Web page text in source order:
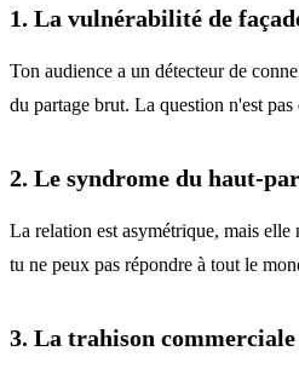
1. La vulnérabilité de
Ton audience a un détecteur de
du partage brut. La question n'est
2. Le syndrome du haut-
La relation est asymétrique, mais
tu ne peux pas répondre à tout le
3. La trahison commerciale